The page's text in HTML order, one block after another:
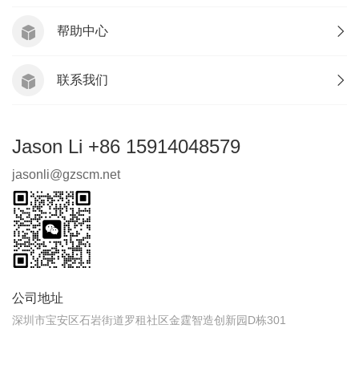
帮助中心
联系我们
Jason Li +86 15914048579
jasonli@gzscm.net
公司地址
深圳市宝安区石岩街道罗租社区金霆智造创新园D栋301